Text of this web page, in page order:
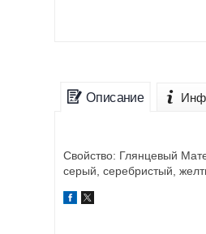
Описание
Свойство: Глянцевый
серый, серебристый,